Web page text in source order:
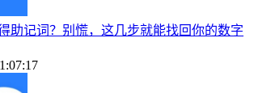
助记词？别慌，这几步就能找回你的数字